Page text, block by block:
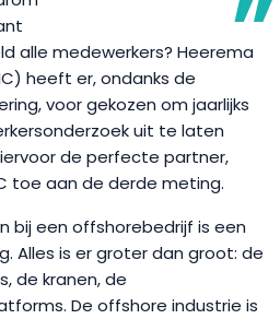
alle medewerkers? Heerema
heeft er, ondanks de
voor gekozen om jaarlijks
uit te laten
de perfecte partner,
toe aan de derde meting.
bij een offshorebedrijf is een
Alles is er groter dan groot: de
de kranen, de
De offshore industrie is